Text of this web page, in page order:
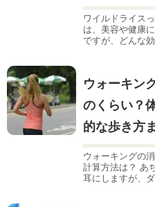
ワイルドライス
は、美容や健康
ですが、どんな
ウォーキン
のくらい？
的な歩き方
ウォーキングの
計算方法は？ あ
耳にしますが、